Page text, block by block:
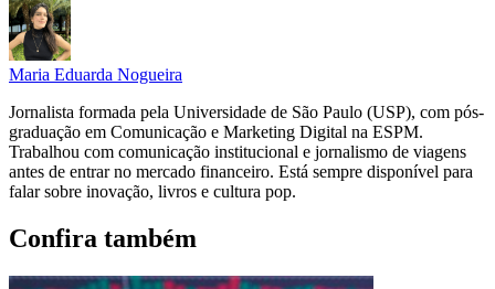
Maria Eduarda Nogueira
Jornalista formada pela Universidade de São Paulo (USP), com pós-
graduação em Comunicação e Marketing Digital na ESPM.
Trabalhou com comunicação institucional e jornalismo de viagens
antes de entrar no mercado financeiro. Está sempre disponível para
falar sobre inovação, livros e cultura pop.
Confira também